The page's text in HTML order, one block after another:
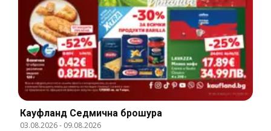
Кауфланд Cедмична брошура
03.08.2026- 09.08.2026